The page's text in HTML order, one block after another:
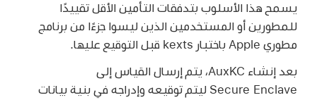
يسمح هذا الأسلوب بتدفقات التأمين الأقل تقييدًا
للمطورين أو المستخدمين الذين ليسوا جزءًا من برنامج
مطوري Apple باختبار kexts قبل التوقيع عليها.
بعد إنشاء AuxKC، يتم إرسال القياس إلى
Secure Enclave ليتم توقيعه وإدراجه في بنية بيانات